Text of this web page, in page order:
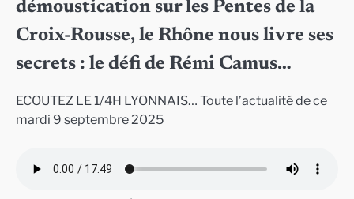
démoustication sur les Pentes de la
Croix-Rousse, le Rhône nous livre ses
secrets : le défi de Rémi Camus…
ECOUTEZ LE 1/4H LYONNAIS… Toute l’actualité de ce
mardi 9 septembre 2025